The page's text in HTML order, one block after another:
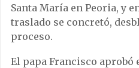
Santa María en Peoria, y
traslado se concretó,
proceso.
El papa Francisco